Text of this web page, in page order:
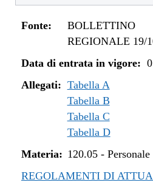
Fonte:
REGIONALE 19/
Data di entrata in vigore:
Allegati: Tabella A
Tabella B
Tabella C
Tabella D
Materia: 120.05-
REGOLAMENTI DI